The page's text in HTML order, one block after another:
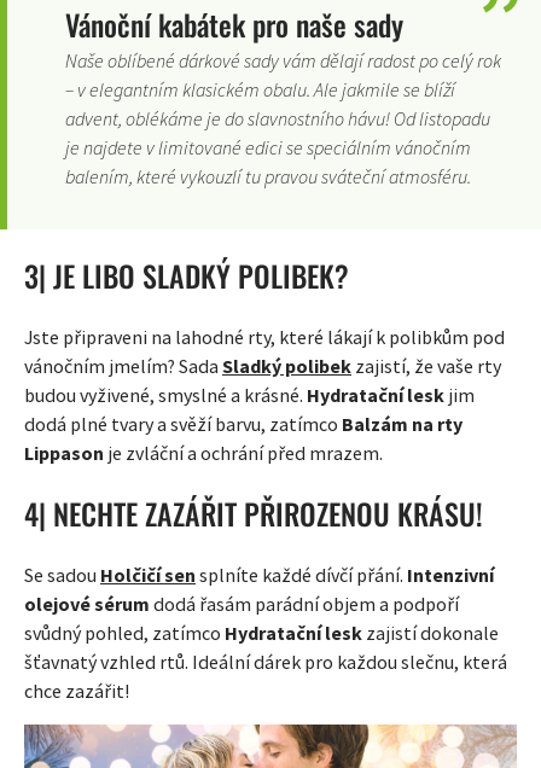
Vánoční kabátek pro naše sady
Naše oblíbené dárkové sady vám dělají radost po celý rok
– v elegantním klasickém obalu. Ale jakmile se blíží
advent, oblékáme je do slavnostního hávu! Od listopadu
je najdete v limitované edici se speciálním vánočním
balením, které vykouzlí tu pravou sváteční atmosféru.
3| JE LIBO SLADKÝ POLIBEK?
Jste připraveni na lahodné rty, které lákají k polibkům pod
vánočním jmelím? Sada Sladký polibek zajistí, že vaše rty
budou vyživené, smyslné a krásné. Hydratační lesk jim
dodá plné tvary a svěží barvu, zatímco Balzám na rty
Lippason je zvláční a ochrání před mrazem.
4| NECHTE ZAZÁŘIT PŘIROZENOU KRÁSU!
Se sadou Holčičí sen splníte každé dívčí přání. Intenzivní
olejové sérum dodá řasám parádní objem a podpoří
svůdný pohled, zatímco Hydratační lesk zajistí dokonale
šťavnatý vzhled rtů. Ideální dárek pro každou slečnu, která
chce zazářit!